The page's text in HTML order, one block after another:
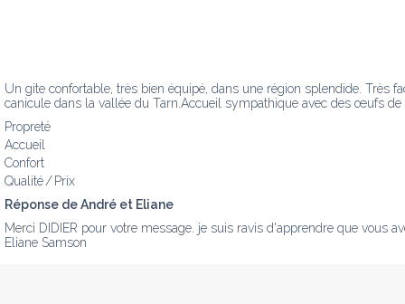
Un gite confortable, très bien équipé, dans une région splendide. Très
canicule dans la vallée du Tarn.Accueil sympathique avec des œufs
Propreté
Accueil
Confort
Qualité / Prix
Réponse de André et Eliane
Merci DIDIER pour votre message. je suis ravis d'apprendre que vous
Eliane Samson